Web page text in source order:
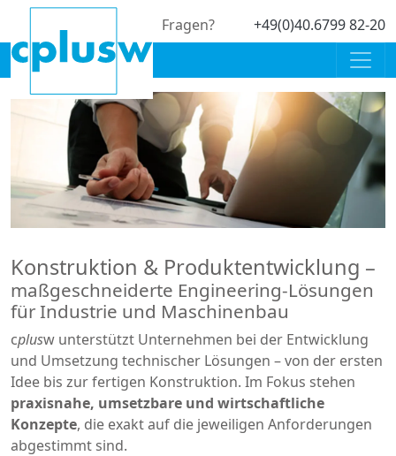
Fragen? +49(0)40.6799 82-20
Konstruktion & Produktentwicklung –
maßgeschneiderte Engineering-Lösungen
für Industrie und Maschinenbau
cplusw unterstützt Unternehmen bei der Entwicklung
und Umsetzung technischer Lösungen – von der ersten
Idee bis zur fertigen Konstruktion. Im Fokus stehen
praxisnahe, umsetzbare und wirtschaftliche
Konzepte, die exakt auf die jeweiligen Anforderungen
abgestimmt sind.